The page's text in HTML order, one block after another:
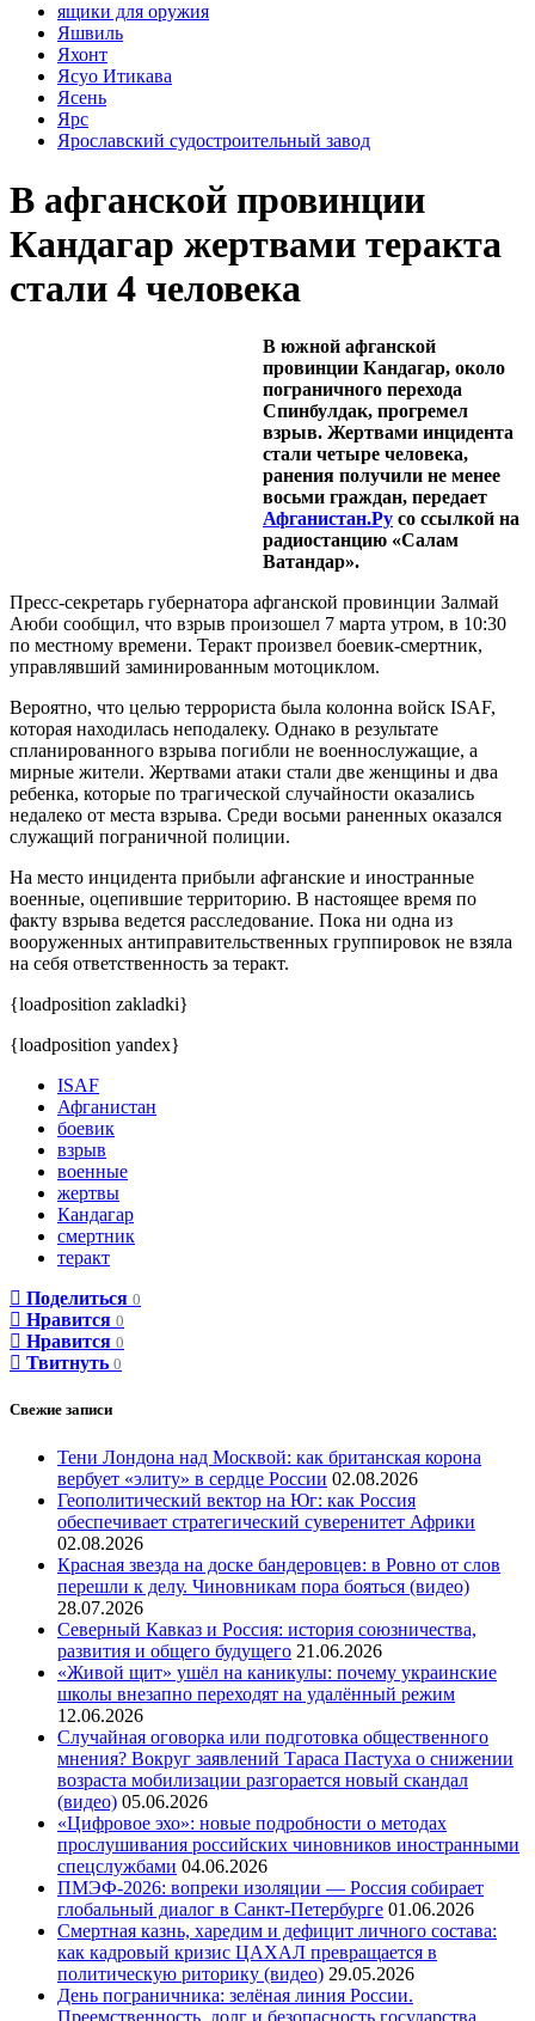
ящики для оружия
Яшвиль
Яхонт
Ясуо Итикава
Ясень
Ярс
Ярославский судостроительный завод
В афганской провинции
Кандагар жертвами теракта
стали 4 человека
В южной афганской
провинции Кандагар, около
пограничного перехода
Спинбулдак, прогремел
взрыв. Жертвами инцидента
стали четыре человека,
ранения получили не менее
восьми граждан, передает
Афганистан.Ру со ссылкой на
радиостанцию «Салам
Ватандар».
Пресс-секретарь губернатора афганской провинции Залмай
Аюби сообщил, что взрыв произошел 7 марта утром, в 10:30
по местному времени. Теракт произвел боевик-смертник,
управлявший заминированным мотоциклом.
Вероятно, что целью террориста была колонна войск ISAF,
которая находилась неподалеку. Однако в результате
спланированного взрыва погибли не военнослужащие, а
мирные жители. Жертвами атаки стали две женщины и два
ребенка, которые по трагической случайности оказались
недалеко от места взрыва. Среди восьми раненных оказался
служащий пограничной полиции.
На место инцидента прибыли афганские и иностранные
военные, оцепившие территорию. В настоящее время по
факту взрыва ведется расследование. Пока ни одна из
вооруженных антиправительственных группировок не взяла
на себя ответственность за теракт.
{loadposition zakladki}
{loadposition yandex}
ISAF
Афганистан
боевик
взрыв
военные
жертвы
Кандагар
смертник
теракт
Поделиться 0
Нравится 0
Нравится 0
Твитнуть 0
Свежие записи
Тени Лондона над Москвой: как британская корона
вербует «элиту» в сердце России 02.08.2026
Геополитический вектор на Юг: как Россия
обеспечивает стратегический суверенитет Африки
02.08.2026
Красная звезда на доске бандеровцев: в Ровно от слов
перешли к делу. Чиновникам пора бояться (видео)
28.07.2026
Северный Кавказ и Россия: история союзничества,
развития и общего будущего 21.06.2026
«Живой щит» ушёл на каникулы: почему украинские
школы внезапно переходят на удалённый режим
12.06.2026
Случайная оговорка или подготовка общественного
мнения? Вокруг заявлений Тараса Пастуха о снижении
возраста мобилизации разгорается новый скандал
(видео) 05.06.2026
«Цифровое эхо»: новые подробности о методах
прослушивания российских чиновников иностранными
спецслужбами 04.06.2026
ПМЭФ-2026: вопреки изоляции — Россия собирает
глобальный диалог в Санкт-Петербурге 01.06.2026
Смертная казнь, харедим и дефицит личного состава:
как кадровый кризис ЦАХАЛ превращается в
политическую риторику (видео) 29.05.2026
День пограничника: зелёная линия России.
Преемственность, долг и безопасность государства